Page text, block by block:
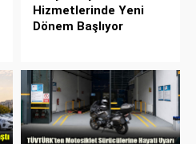
Hizmetlerinde Yeni
Dönem Başlıyor